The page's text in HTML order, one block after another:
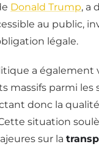
Donald Trump, a
au public,
légale.
a également
massifs parmi les
donc la
situation
sur la